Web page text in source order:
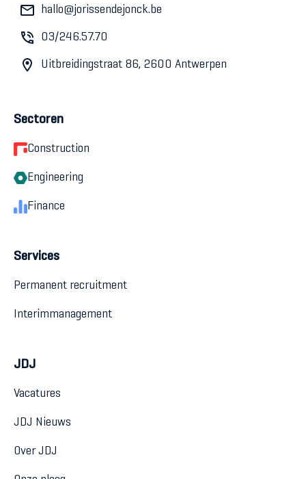
hallo@jorissendejonck.be
03/246.57.70
Uitbreidingstraat 86, 2600 Antwerpen
Sectoren
Construction
Engineering
Finance
Services
Permanent recruitment
Interimmanagement
JDJ
Vacatures
JDJ Nieuws
Over JDJ